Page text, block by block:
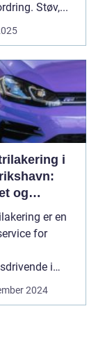
Støv,...
i
og
er en
for
i
og
Det er p...
2024